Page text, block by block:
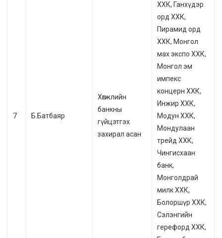
7 Б.Батбаяр
Хөгжлийн
банкны
гүйцэтгэх
захирал асан
ХХК, Ганхүдэр
орд ХХК,
Пирамид орд
ХХК, Монгол
мах экспо ХХК,
Монгол эм
импекс
концерн ХХК,
Инжир ХХК,
Модун ХХК,
Мондулаан
трейд ХХК,
Чингисхаан
банк,
Монголдрай
милк ХХК,
Болоршүр ХХК,
Сэлэнгийн
герефорд ХХК,